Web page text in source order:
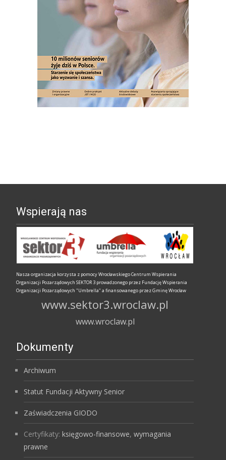
Wspierają nas
Nasza organizacja korzysta z pomocy Wrocławskiego Centrum Wspierania
Organizacji Pozarządowych SEKTOR 3 prowadzonego przez Fundację Wspierania
Organizacji Pozarządowych "Umbrella" a finansowanego przez Gminę Wrocław
www.sektor3.wroclaw.pl
www.wroclaw.pl
Dokumenty
Archiwum
Statut Fundacji Aktywny Senior
Zaświadczenia GIODO
Certyfikaty: księgowo-finansowe, wymagania
prawne